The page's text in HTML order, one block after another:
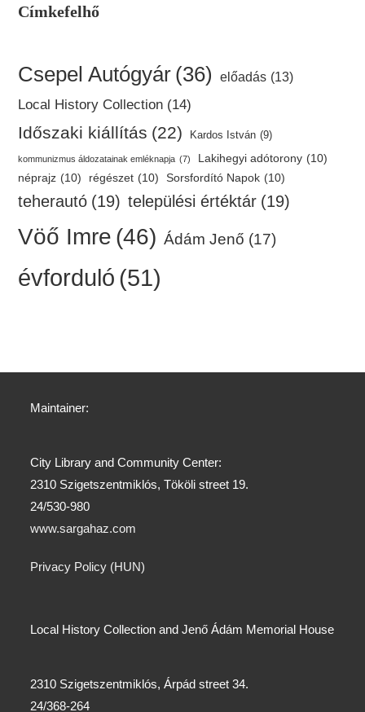
Címkefelhő
Csepel Autógyár (36) előadás (13)
Local History Collection (14)
Időszaki kiállítás (22) Kardos István (9)
kommunizmus áldozatainak emléknapja (7) Lakihegyi adótorony (10)
néprajz (10) régészet (10) Sorsfordító Napok (10)
teherautó (19) települési értéktár (19)
Vöő Imre (46) Ádám Jenő (17)
évforduló (51)
Maintainer:
City Library and Community Center:
2310 Szigetszentmiklós, Tököli street 19.
24/530-980
www.sargahaz.com
Privacy Policy (HUN)
Local History Collection and Jenő Ádám Memorial House
2310 Szigetszentmiklós, Árpád street 34.
24/368-264